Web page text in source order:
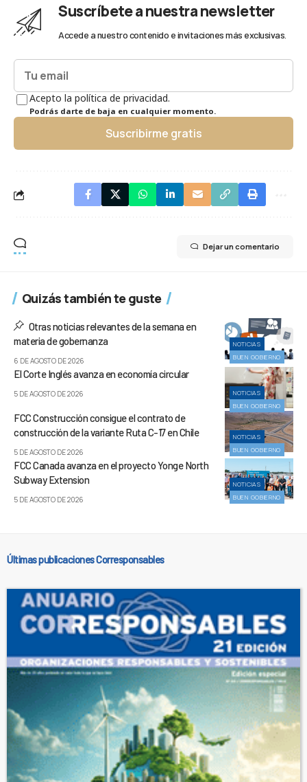
Suscríbete a nuestra newsletter
Accede a nuestro contenido e invitaciones más exclusivas.
Acepto la política de privacidad.
Podrás darte de baja en cualquier momento.
Suscribirme gratis
Dejar un comentario
Quizás también te guste
NOTICIAS
BUEN GOBIERNO
Otras noticias relevantes de la semana en
materia de gobernanza
6 DE AGOSTO DE 2026
NOTICIAS
BUEN GOBIERNO
El Corte Inglés avanza en economía circular
5 DE AGOSTO DE 2026
NOTICIAS
BUEN GOBIERNO
FCC Construcción consigue el contrato de
construcción de la variante Ruta C-17 en Chile
5 DE AGOSTO DE 2026
NOTICIAS
BUEN GOBIERNO
FCC Canada avanza en el proyecto Yonge North
Subway Extension
5 DE AGOSTO DE 2026
Últimas publicaciones Corresponsables